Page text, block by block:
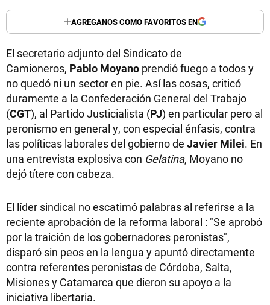
AGREGANOS COMO FAVORITOS EN
El secretario adjunto del Sindicato de
Camioneros, Pablo Moyano prendió fuego a todos y
no quedó ni un sector en pie. Así las cosas, criticó
duramente a la Confederación General del Trabajo
(CGT), al Partido Justicialista (PJ) en particular pero al
peronismo en general y, con especial énfasis, contra
las políticas laborales del gobierno de Javier Milei. En
una entrevista explosiva con Gelatina, Moyano no
dejó títere con cabeza.
El líder sindical no escatimó palabras al referirse a la
reciente aprobación de la reforma laboral : "Se aprobó
por la traición de los gobernadores peronistas",
disparó sin peos en la lengua y apuntó directamente
contra referentes peronistas de Córdoba, Salta,
Misiones y Catamarca que dieron su apoyo a la
iniciativa libertaria.